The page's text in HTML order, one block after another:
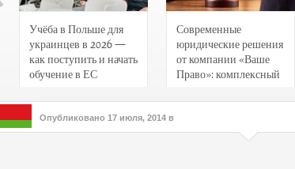
Учёба в Польше для
украинцев в 2026 —
как поступить и начать
обучение в ЕС
Современные
юридические решения
от компании «Ваше
Право»: комплексный
интересов клиентов
Опубликовано 17 июля, 2014 в